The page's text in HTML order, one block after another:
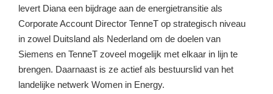
levert Diana een bijdrage aan de energietransitie als
Corporate Account Director TenneT op strategisch niveau
in zowel Duitsland als Nederland om de doelen van
Siemens en TenneT zoveel mogelijk met elkaar in lijn te
brengen. Daarnaast is ze actief als bestuurslid van het
landelijke netwerk Women in Energy.